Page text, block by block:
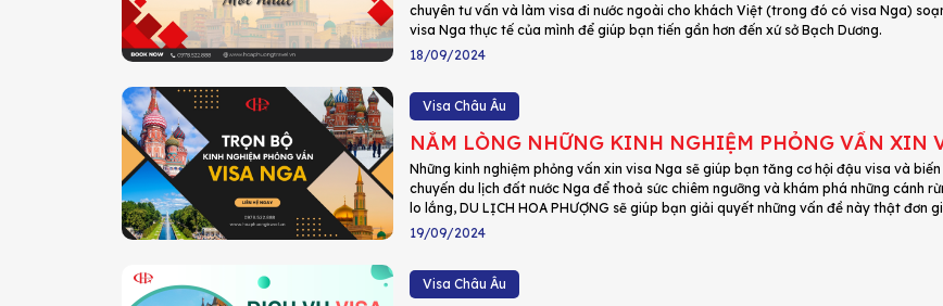
chuyên tư vấn và làm visa đi nước ngoài cho khách Việt (trong đó có visa Nga)
visa Nga thực tế của mình để giúp bạn tiến gần hơn đến xứ sở Bạch Dương.
18/09/2024
Visa Châu Âu
NẰM LÒNG NHỮNG KINH NGHIỆM PHỎNG VẤN XIN
Những kinh nghiệm phỏng vấn xin visa Nga sẽ giúp bạn tăng cơ hội đậu visa và
chuyến du lịch đất nước Nga để thoả sức chiêm ngưỡng và khám phá những cánh
lo lắng, DU LỊCH HOA PHƯỢNG sẽ giúp bạn giải quyết những vấn đề này thật đơn
19/09/2024
Visa Châu Âu